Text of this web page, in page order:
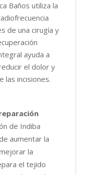
Baños utiliza la
de una cirugía y
ayuda a
el dolor y
las incisiones.
de Indiba
aumentar la
la
el tejido